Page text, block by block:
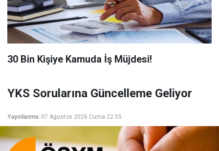
​30 Bin Kişiye Kamuda İş Müjdesi!
YKS Sorularına Güncelleme Geliyor
Yayınlanma: 07 Ağustos 2026 Cuma 22:55